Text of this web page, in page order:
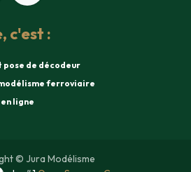
c'est :
pose de décodeur
ferroviaire
ligne
© Jura Modélisme